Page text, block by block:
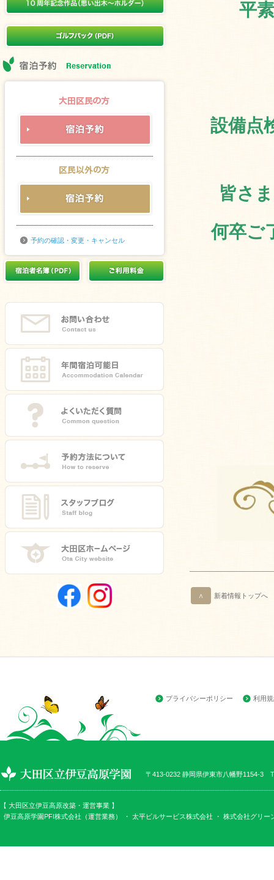
予約の確認・変更・キャンセル
平
設備点
皆さ
何卒ご
∧ 新着情報トップへ
プライバシーポリシー 利用
〒413-0232 静岡県伊東市八幡野1154-3
【 大田区立伊豆高原改築・運営事業 】
伊豆高原学園PFI株式会社（運営業務） ・ 太平ビルサービス株式会社 ・ 株式会社グリー